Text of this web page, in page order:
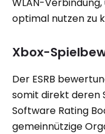
optimal nutzen zu
Xbox-
Der ESRB
somit direkt deren
Software Rating
gemeinnützige